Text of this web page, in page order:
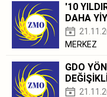
'10
DAHA
MERKEZ
GDO